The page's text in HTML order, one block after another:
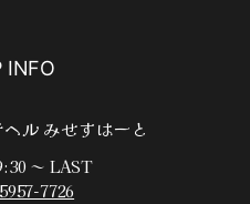
INFO
ル みせすはーと
～ LAST
7726